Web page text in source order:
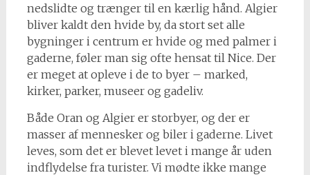
nedslidte og trænger til en kærlig hånd. Algier
bliver kaldt den hvide by, da stort set alle
bygninger i centrum er hvide og med palmer i
gaderne, føler man sig ofte hensat til Nice. Der
er meget at opleve i de to byer – marked,
kirker, parker, museer og gadeliv.
Både Oran og Algier er storbyer, og der er
masser af mennesker og biler i gaderne. Livet
leves, som det er blevet levet i mange år uden
indflydelse fra turister. Vi mødte ikke mange